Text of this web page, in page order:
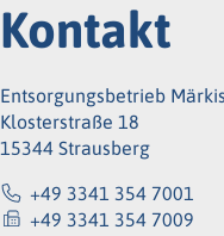
Kontakt
Entsorgungsbetrieb
Klosterstraße 18
15344 Strausberg
+49 3341 354 7001
+49 3341 354 7009